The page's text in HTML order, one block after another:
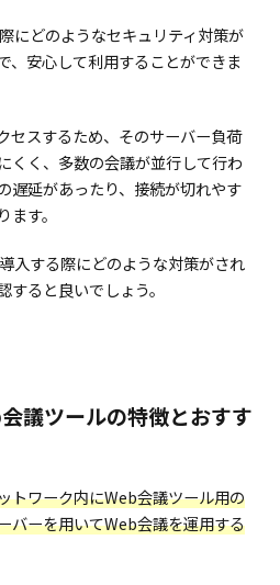
にどのようなセキュリティ対策が
、安心して利用することができま
セスするため、そのサーバー負荷
くく、多数の会議が並行して行わ
遅延があったり、接続が切れやす
す。
入する際にどのような対策がされ
ると良いでしょう。
議ツールの特徴とおすす
トワーク内にWeb会議ツール用の
バーを用いてWeb会議を運用する